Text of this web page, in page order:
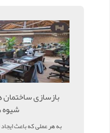
بازسازی
به هر عملی که باعث